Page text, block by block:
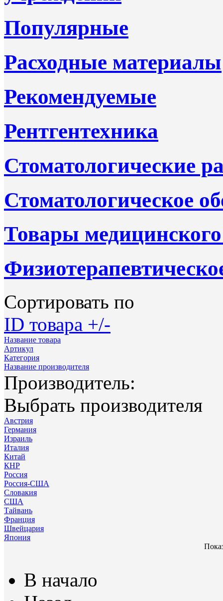
Популярные
Расходные материалы
Рекомендуемые
Рентгентехника
Стоматологические
Стоматологическое
Товары
Сортировать по
ID товара +/-
Название товара
Артикул
Категория
Название производителя
Производитель:
Выбрать производителя
Австрия
Германия
Израиль
Италия
Китай
КНР
Россия
Россия-США
Словакия
США
Тайвань
Франция
Швейцария
Япония
В начало